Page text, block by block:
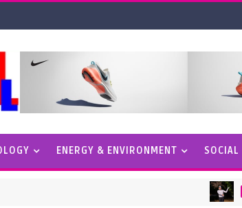
ENERGY & ENVIRONMENT SOCIAL
SPORTS